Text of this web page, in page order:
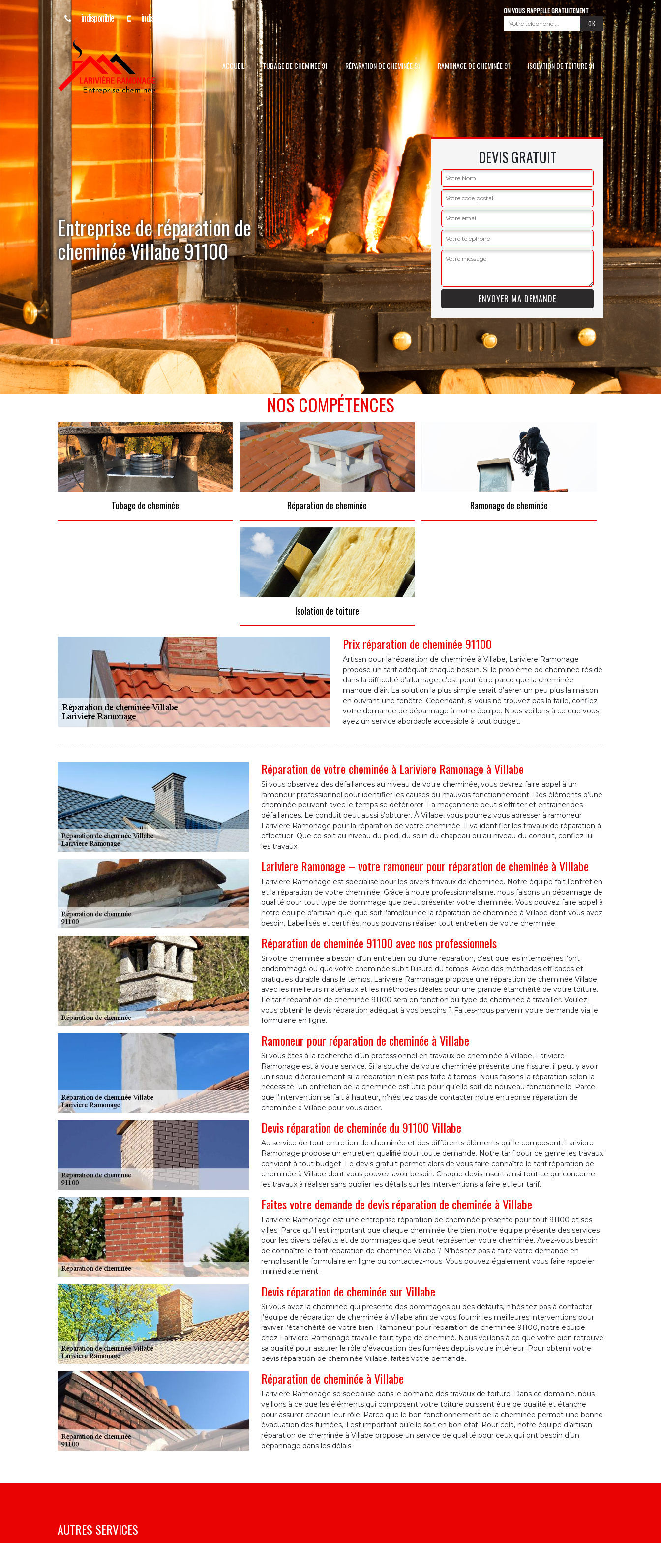
indisponible indisponible
ON VOUS RAPPELLE GRATUITEMENT
ACCUEIL TUBAGE DE CHEMINÉE 91 RÉPARATION DE CHEMINÉE 91 RAMONAGE DE CHEMINÉE 91 ISOLATION DE TOITURE 91
Entreprise de réparation de
cheminée Villabe 91100
DEVIS GRATUIT
NOS COMPÉTENCES
Tubage de cheminée Réparation de cheminée Ramonage de cheminée
Isolation de toiture
Prix réparation de cheminée 91100
Artisan pour la réparation de cheminée à Villabe, Lariviere Ramonage
propose un tarif adéquat chaque besoin. Si le problème de cheminée réside
dans la difficulté d’allumage, c’est peut-être parce que la cheminée
manque d'air. La solution la plus simple serait d’aérer un peu plus la maison
en ouvrant une fenêtre. Cependant, si vous ne trouvez pas la faille, confiez
votre demande de dépannage à notre équipe. Nous veillons à ce que vous
ayez un service abordable accessible à tout budget.
Réparation de votre cheminée à Lariviere Ramonage à Villabe
Si vous observez des défaillances au niveau de votre cheminée, vous devrez faire appel à un
ramoneur professionnel pour identifier les causes du mauvais fonctionnement. Des éléments d’une
cheminée peuvent avec le temps se détériorer. La maçonnerie peut s’effriter et entrainer des
défaillances. Le conduit peut aussi s’obturer. À Villabe, vous pourrez vous adresser à ramoneur
Lariviere Ramonage pour la réparation de votre cheminée. Il va identifier les travaux de réparation à
effectuer. Que ce soit au niveau du pied, du solin du chapeau ou au niveau du conduit, confiez-lui
les travaux.
Lariviere Ramonage – votre ramoneur pour réparation de cheminée à Villabe
Lariviere Ramonage est spécialisé pour les divers travaux de cheminée. Notre équipe fait l’entretien
et la réparation de votre cheminée. Grâce à notre professionnalisme, nous faisons un dépannage de
qualité pour tout type de dommage que peut présenter votre cheminée. Vous pouvez faire appel à
notre équipe d’artisan quel que soit l’ampleur de la réparation de cheminée à Villabe dont vous avez
besoin. Labellisés et certifiés, nous pouvons réaliser tout entretien de votre cheminée.
Réparation de cheminée 91100 avec nos professionnels
Si votre cheminée a besoin d’un entretien ou d’une réparation, c’est que les intempéries l’ont
endommagé ou que votre cheminée subit l’usure du temps. Avec des méthodes efficaces et
pratiques durable dans le temps, Lariviere Ramonage propose une réparation de cheminée Villabe
avec les meilleurs matériaux et les méthodes idéales pour une grande étanchéité de votre toiture.
Le tarif réparation de cheminée 91100 sera en fonction du type de cheminée à travailler. Voulez-
vous obtenir le devis réparation adéquat à vos besoins ? Faites-nous parvenir votre demande via le
formulaire en ligne.
Ramoneur pour réparation de cheminée à Villabe
Si vous êtes à la recherche d’un professionnel en travaux de cheminée à Villabe, Lariviere
Ramonage est à votre service. Si la souche de votre cheminée présente une fissure, il peut y avoir
un risque d’écroulement si la réparation n’est pas faite à temps. Nous faisons la réparation selon la
nécessité. Un entretien de la cheminée est utile pour qu’elle soit de nouveau fonctionnelle. Parce
que l’intervention se fait à hauteur, n’hésitez pas de contacter notre entreprise réparation de
cheminée à Villabe pour vous aider.
Devis réparation de cheminée du 91100 Villabe
Au service de tout entretien de cheminée et des différents éléments qui le composent, Lariviere
Ramonage propose un entretien qualifié pour toute demande. Notre tarif pour ce genre les travaux
convient à tout budget. Le devis gratuit permet alors de vous faire connaître le tarif réparation de
cheminée à Villabe dont vous pouvez avoir besoin. Chaque devis inscrit ainsi tout ce qui concerne
les travaux à réaliser sans oublier les détails sur les interventions à faire et leur tarif.
Faites votre demande de devis réparation de cheminée à Villabe
Lariviere Ramonage est une entreprise réparation de cheminée présente pour tout 91100 et ses
villes. Parce qu’il est important que chaque cheminée tire bien, notre équipe présente des services
pour les divers défauts et de dommages que peut représenter votre cheminée. Avez-vous besoin
de connaître le tarif réparation de cheminée Villabe ? N’hésitez pas à faire votre demande en
remplissant le formulaire en ligne ou contactez-nous. Vous pouvez également vous faire rappeler
immédiatement.
Devis réparation de cheminée sur Villabe
Si vous avez la cheminée qui présente des dommages ou des défauts, n’hésitez pas à contacter
l’équipe de réparation de cheminée à Villabe afin de vous fournir les meilleures interventions pour
raviver l’étanchéité de votre bien. Ramoneur pour réparation de cheminée 91100, notre équipe
chez Lariviere Ramonage travaille tout type de cheminé. Nous veillons à ce que votre bien retrouve
sa qualité pour assurer le rôle d’évacuation des fumées depuis votre intérieur. Pour obtenir votre
devis réparation de cheminée Villabe, faites votre demande.
Réparation de cheminée à Villabe
Lariviere Ramonage se spécialise dans le domaine des travaux de toiture. Dans ce domaine, nous
veillons à ce que les éléments qui composent votre toiture puissent être de qualité et étanche
pour assurer chacun leur rôle. Parce que le bon fonctionnement de la cheminée permet une bonne
évacuation des fumées, il est important qu’elle soit en bon état. Pour cela, notre équipe d’artisan
réparation de cheminée à Villabe propose un service de qualité pour ceux qui ont besoin d’un
dépannage dans les délais.
AUTRES SERVICES